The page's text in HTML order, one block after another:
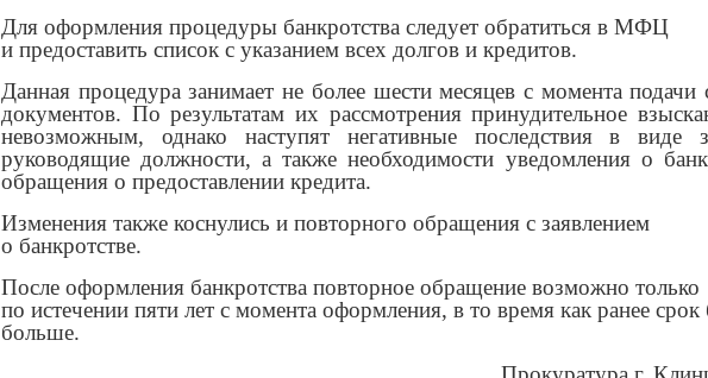
Для оформления процедуры банкротства следует обратиться в МФЦ
и предоставить список с указанием всех долгов и кредитов.
Данная процедура занимает не более шести месяцев с момента подачи
документов. По результатам их рассмотрения принудительное
невозможным, однако наступят негативные последствия в виде
руководящие должности, а также необходимости уведомления о
обращения о предоставлении кредита.
Изменения также коснулись и повторного обращения с заявлением
о банкротстве.
После оформления банкротства повторное обращение возможно только
по истечении пяти лет с момента оформления, в то время как ранее
больше.